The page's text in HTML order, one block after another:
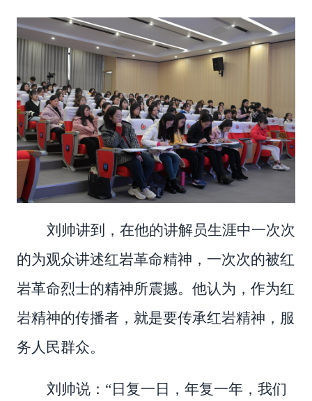
刘帅讲到，在他的讲解员生涯中一次次
的为观众讲述红岩革命精神，一次次的被红
岩革命烈士的精神所震撼。他认为，作为红
岩精神的传播者，就是要传承红岩精神，服
务人民群众。
刘帅说： “日复一日，年复一年，我们